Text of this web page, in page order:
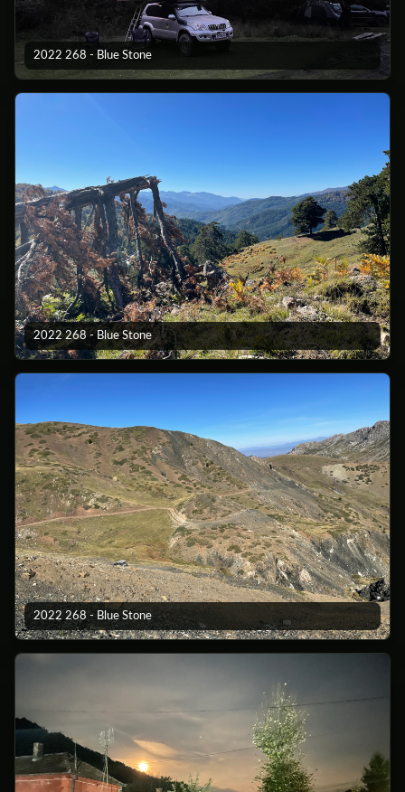
2022 268 - Blue Stone
2022 268 - Blue Stone
2022 268 - Blue Stone